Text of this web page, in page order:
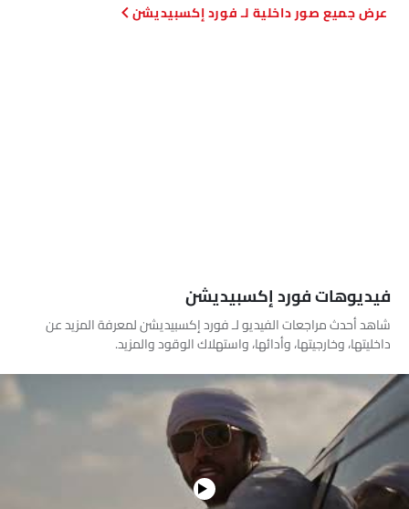
صور داخلية لـ فورد إكسبيديشن
فيديوهات فورد إكسبيديشن
شاهد أحدث مراجعات الفيديو لـ فورد إكسبيديشن لمعرفة المزيد عن
داخليتها، وخارجيتها، وأدائها، واستهلاك الوقود والمزيد.